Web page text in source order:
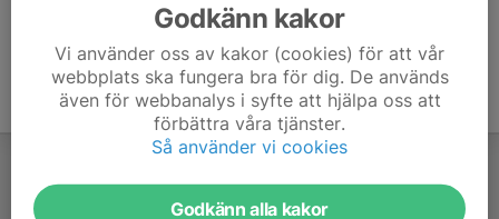
Godkänn kakor
Vi använder oss av kakor (cookies) för att vår
webbplats ska fungera bra för dig. De används
även för webbanalys i syfte att hjälpa oss att
förbättra våra tjänster.
Så använder vi cookies
Godkänn alla kakor